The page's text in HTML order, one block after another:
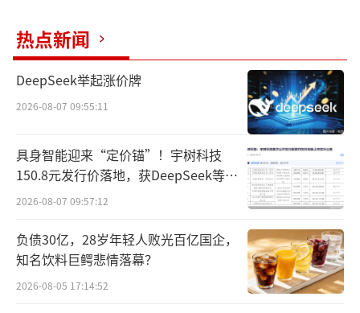
价值锚点，高分红背后的战略升维
在行业增速放缓的“新常态”下，头部酒
企正通过强力的股东回报力度，向资本市场传
在股东回报上，2025年度贵州茅台预计共
派发现金红利650.33亿元，占归母净利润7
9%，较上一年度分红比例提高了4个百分点，
已连续两年践行“不低于当年归母净利润7
5%”的承诺。上市以来，茅台累计分红金额预
计达到4011.46亿元。
热点新闻
DeepSeek举起涨价牌
2026-08-07 09:55:11
具身智能迎来“定价锚”！宇树科技
150.8元发行价落地，获DeepSeek等豪
华战配加持
2026-08-07 09:57:12
负债30亿，28岁年轻人败光百亿国企，
知名饮料巨鳄悲情落幕？
2026-08-05 17:14:52